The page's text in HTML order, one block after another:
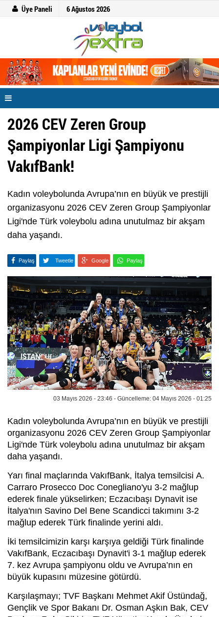
Üye Paneli 6 Ağustos 2026
2026 CEV Zeren Group
Şampiyonlar Ligi Şampiyonu
VakıfBank!
Kadın voleybolunda Avrupa’nın en büyük ve prestijli
organizasyonu 2026 CEV Zeren Group Şampiyonlar
Ligi'nde Türk voleybolu adına unutulmaz bir akşam
daha yaşandı.
Paylaş Tweetle Google Paylaş
03 Mayıs 2026 - 23:46 - Güncelleme: 04 Mayıs 2026 - 01:25
Kadın voleybolunda Avrupa’nın en büyük ve prestijli
organizasyonu 2026 CEV Zeren Group Şampiyonlar
Ligi'nde Türk voleybolu adına unutulmaz bir akşam
daha yaşandı.
Yarı final maçlarında VakıfBank, İtalya temsilcisi A.
Carraro Prosecco Doc Conegliano'yu 3-2 mağlup
ederek finale yükselirken; Eczacıbaşı Dynavit ise
İtalya'nın Savino Del Bene Scandicci takımını 3-2
mağlup ederek Türk finalinde yerini aldı.
İki temsilcimizin karşı karşıya geldiği Türk finalinde
VakıfBank, Eczacıbaşı Dynavit'i 3-1 mağlup ederek
7. kez Avrupa şampiyonu oldu ve Avrupa’nın en
büyük kupasını müzesine götürdü.
Karşılaşmayı; TVF Başkanı Mehmet Akif Üstündağ,
Gençlik ve Spor Bakanı Dr. Osman Aşkın Bak, CEV